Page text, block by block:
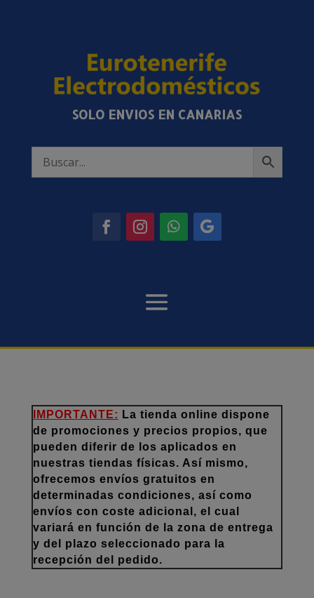
SOLO ENVIOS EN CANARIAS
IMPORTANTE: La tienda online dispone
de promociones y precios propios, que
pueden diferir de los aplicados en
nuestras tiendas físicas. Así mismo,
ofrecemos envíos gratuitos en
determinadas condiciones, así como
envíos con coste adicional, el cual
variará en función de la zona de entrega
y del plazo seleccionado para la
recepción del pedido.